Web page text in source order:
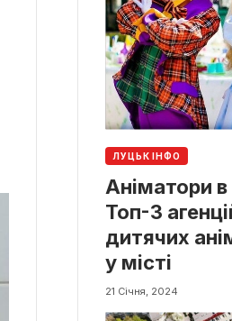
ЛУЦЬК ІНФО
Аніматори
Топ-3
дитячих
у місті
21 Січня, 2024